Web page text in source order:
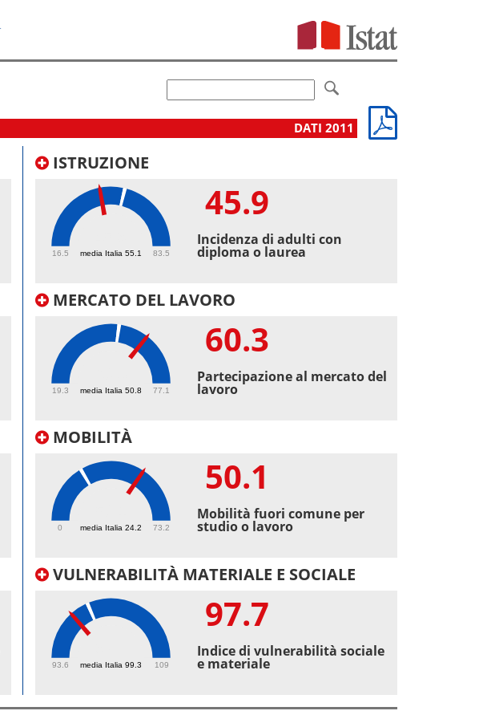
DATI 2011
ISTRUZIONE
media Italia 55.1
16.5 83.5
45.9
Incidenza di adulti con
diploma o laurea
MERCATO DEL LAVORO
media Italia 50.8
19.3 77.1
60.3
Partecipazione al mercato del
lavoro
MOBILITÀ
media Italia 24.2
0 73.2
50.1
Mobilità fuori comune per
studio o lavoro
VULNERABILITÀ MATERIALE E SOCIALE
media Italia 99.3
93.6 109
97.7
Indice di vulnerabilità sociale
e materiale